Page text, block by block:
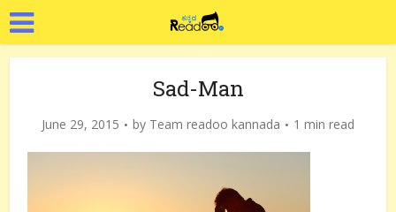
Sad-Man
June 29, 2015 by Team readoo kannada 1 min read